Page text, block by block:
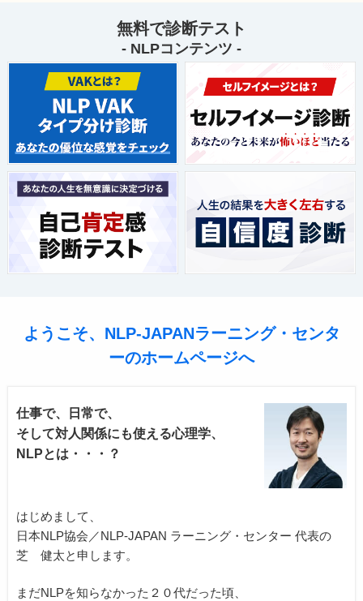
無料で診断テスト
- NLPコンテンツ -
ようこそ、NLP-JAPANラーニング・センタ
ーのホームページへ
仕事で、日常で、
そして対人関係にも使える心理学、
NLPとは・・・？
はじめまして、
日本NLP協会／NLP-JAPAN ラーニング・センター 代表の
芝 健太と申します。
まだNLPを知らなかった２０代だった頃、